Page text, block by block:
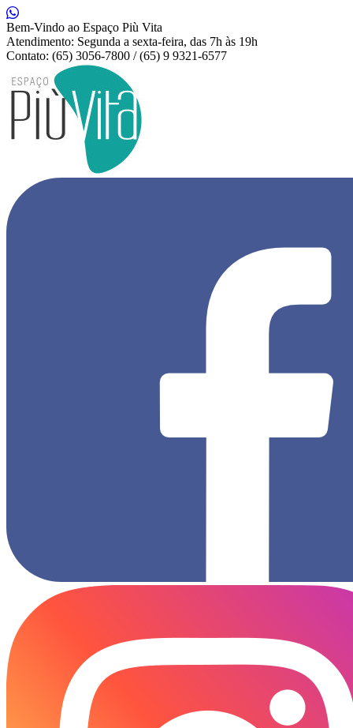
Bem-Vindo ao Espaço Più Vita
Atendimento: Segunda a sexta-feira, das 7h às 19h
Contato: (65) 3056-7800 / (65) 9 9321-6577